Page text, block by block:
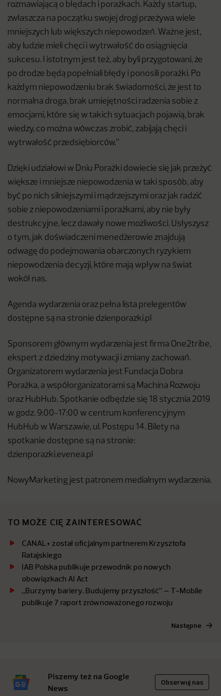
rozmawiającą o błędach i porażkach. Każdy startup,
zwłaszcza na początku swojej drogi przeżywa wiele
mniejszych lub większych niepowodzeń. Ważne jest,
aby ludzie mieli chęci i wytrwałość do osiągnięcia
sukcesu. I istotnym jest też, aby byli przygotowani, że
po drodze będą popełniali błędy i ponosili porażki. Po
każdym niepowodzeniu brak świadomości, że jest to
normalna droga, brak umiejętności radzenia sobie z
emocjami, które się w takich sytuacjach pojawią, brak
wiedzy, co można wówczas zrobić, zabijają chęci i
wytrwałość przedsiębiorców.”
Dzięki udziałowi w Dniu Porażki dowiecie się jak przeżyć
większe i mniejsze niepowodzenia w taki sposób, aby
być po nich silniejszymi i mądrzejszymi oraz jak radzić
sobie z niepowodzeniami i porażkami, aby nie były
destrukcyjne, lecz dawały nowe możliwości. Usłyszysz
o tym, jak doświadczeni menedżerowie znajdują
odwagę do podejmowania obarczonych ryzykiem
niepowodzenia decyzji, które mają wpływ na świat
wokół nas.
Agenda wydarzenia oraz pełna lista prelegentów
dostępne są na stronie dzienporazki.pl
Sponsorem głównym wydarzenia jest firma One2tribe,
ekspert z dziedziny motywacji i zmiany zachowań.
Organizatorem wydarzenia jest Fundacja Dobra
Porażka, a współorganizatorami są Machina Rozwoju
oraz HubHub. Spotkanie odbędzie się 18 stycznia 2019
w godz. 9:00-17:00 w centrum konferencyjnym
HubHub w Warszawie, ul. Postępu 14. Bilety na
spotkanie dostępne są na stronie:
dzienporazki.evenea.pl
NowyMarketing jest patronem medialnym wydarzenia.
TO MOŻE CIĘ ZAINTERESOWAĆ
CANAL+ został oficjalnym partnerem Krzysztofa
Ratajskiego
IAB Polska publikuje przewodnik po nowych
obowiązkach AI Act
„Burzymy bariery. Budujemy przyszłość” – T-Mobile
publikuje 7 raport zrównoważonego rozwoju
Następne
Piszemy też na Google
News
Obserwuj nas